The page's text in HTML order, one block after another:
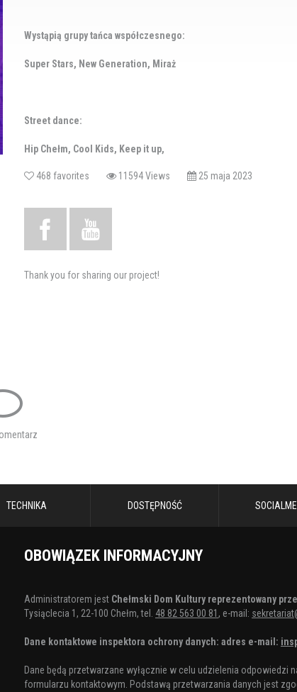
Wystąpią grupy tańca współczesnego:
Super Stars, New Generation, Miraż
Street dance:
Hip Chełm, Cool Kids, Keep it up,
Tanga argentyńskiego:
Milonga Brava, Mia Vida
468 favorites 11594 Views 25 maja 2023
Thank you for sharing our project!
TECHNIKA DOSTĘPNOŚĆ
OBOWIĄZEK INFORMACYJNY
Administratorem jest Chełmski Dom Kultury reprezentowany
Tysiąclecia 1, 22-100 Chełm, tel. 48 82 563 00 81 , e-mail:
Dane kontaktowe inspektora ochrony danych: adres e-mail:
Dane będą przetwarzane wyłącznie w celu udzielenia odpowiedzi
formularzu kontaktowym. Podstawą przetwarzania danych jest